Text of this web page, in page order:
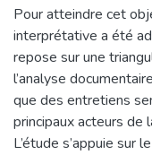
Pour atteindre cet
interprétative a été
repose sur une
l’analyse
que des entretiens
principaux acteurs de
L’étude s’appuie sur